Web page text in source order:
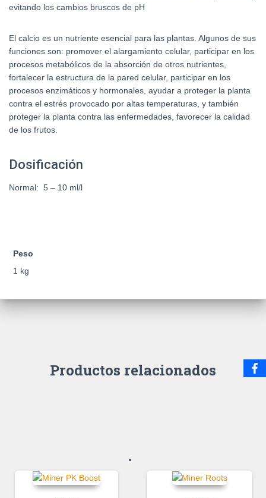
evitando los cambios bruscos de pH
El calcio es un nutriente esencial para las plantas. Algunos de sus
funciones son: promover el alargamiento celular, participar en los
procesos metabólicos de la absorción de otros nutrientes,
fortalecer la estructura de la pared celular, participar en los
procesos enzimáticos y hormonales, ayudar a proteger la planta
contra el estrés provocado por altas temperaturas, y también
proteger la planta contra las enfermedades, favorecer la calidad
de los frutos.
Dosificación
Normal: 5 – 10 ml/l
Peso
1 kg
Productos relacionados